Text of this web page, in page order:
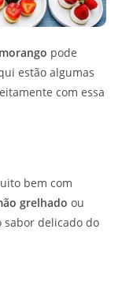
pode
estão algumas
com essa
bem com
grelhado ou
sabor delicado do